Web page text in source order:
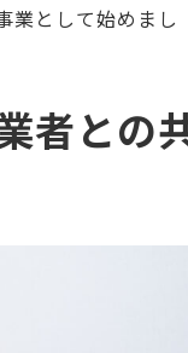
業として始めまし
者との